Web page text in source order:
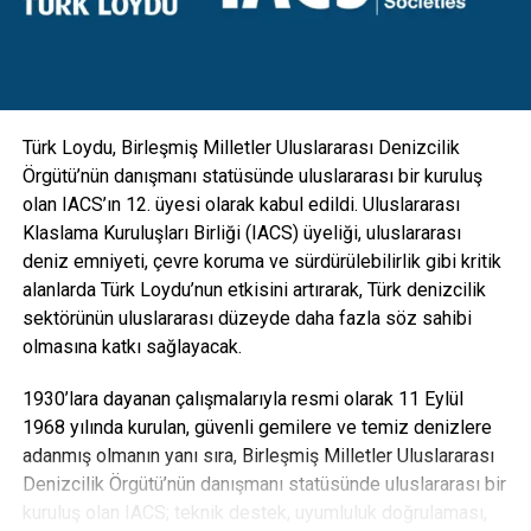
“Karbon ayak izi yüzde 30’a varan oranda azalacak”
Türk Loydu, Birleşmiş Milletler Uluslararası Denizcilik
Örgütü’nün danışmanı statüsünde uluslararası bir kuruluş
olan IACS’ın 12. üyesi olarak kabul edildi. Uluslararası
Klaslama Kuruluşları Birliği (IACS) üyeliği, uluslararası
deniz emniyeti, çevre koruma ve sürdürülebilirlik gibi kritik
alanlarda Türk Loydu’nun etkisini artırarak, Türk denizcilik
sektörünün uluslararası düzeyde daha fazla söz sahibi
olmasına katkı sağlayacak.
1930’lara dayanan çalışmalarıyla resmi olarak 11 Eylül
1968 yılında kurulan, güvenli gemilere ve temiz denizlere
adanmış olmanın yanı sıra, Birleşmiş Milletler Uluslararası
Denizcilik Örgütü’nün danışmanı statüsünde uluslararası bir
kuruluş olan IACS; teknik destek, uyumluluk doğrulaması,